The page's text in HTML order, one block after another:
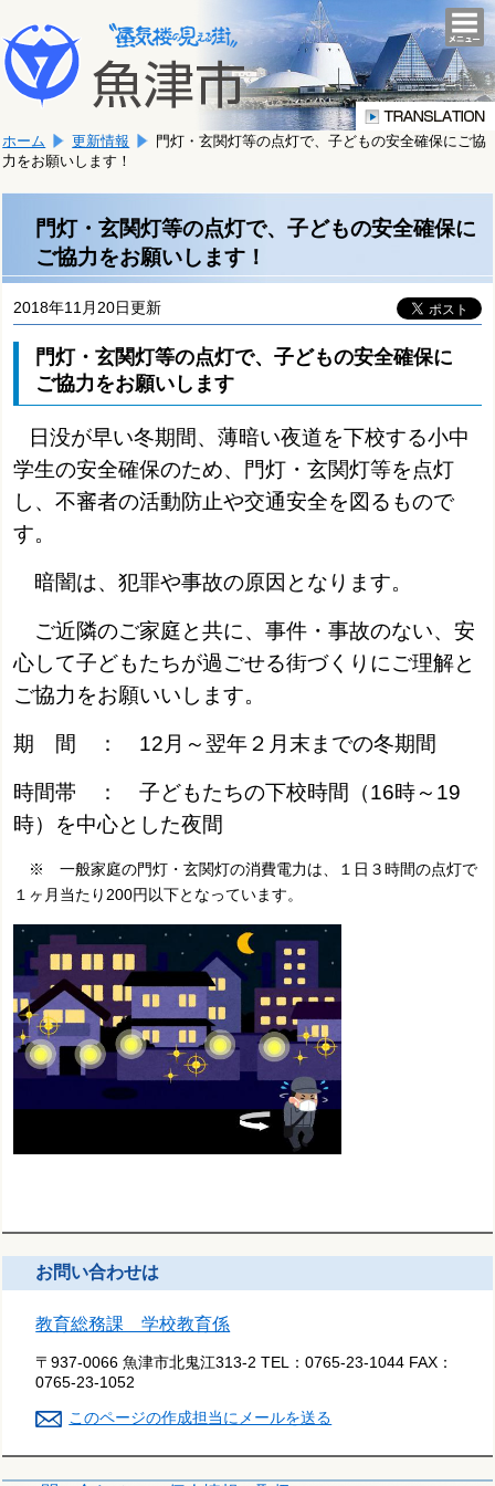
文
へ
移
ま
す。
こ
か
文
で
す。
ホーム 更新情報
門灯・玄関灯等の点灯で、子どもの安全確保にご協
力をお願いします！
門灯・玄関灯等の点灯で、子どもの安全確保に
ご協力をお願いします！
2018年11月20日更新
門灯・玄関灯等の点灯で、子どもの安全確保に
ご協力をお願いします
日没が早い冬期間、薄暗い夜道を下校する小中
学生の安全確保のため、門灯・玄関灯等を点灯
し、不審者の活動防止や交通安全を図るもので
す。
暗闇は、犯罪や事故の原因となります。
ご近隣のご家庭と共に、事件・事故のない、安
心して子どもたちが過ごせる街づくりにご理解と
ご協力をお願いいします。
期 間 ： 12月～翌年２月末までの冬期間
時間帯 ： 子どもたちの下校時間（16時～19
時）を中心とした夜間
※ 一般家庭の門灯・玄関灯の消費電力は、１日３時間の点灯で
１ヶ月当たり200円以下となっています。
お問い合わせは
教育総務課 学校教育係
〒937-0066 魚津市北鬼江313-2 TEL：0765-23-1044 FAX：
0765-23-1052
このページの作成担当にメールを送る